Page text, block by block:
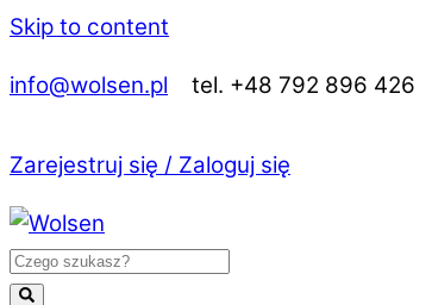
Skip to content
info@wolsen.pl tel. +48 792 896 426
Zarejestruj się / Zaloguj się